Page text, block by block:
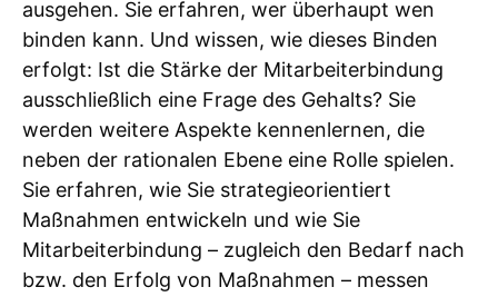
ausgehen. Sie erfahren, wer überhaupt wen
binden kann. Und wissen, wie dieses Binden
erfolgt: Ist die Stärke der Mitarbeiterbindung
ausschließlich eine Frage des Gehalts? Sie
werden weitere Aspekte kennenlernen, die
neben der rationalen Ebene eine Rolle spielen.
Sie erfahren, wie Sie strategieorientiert
Maßnahmen entwickeln und wie Sie
Mitarbeiterbindung – zugleich den Bedarf nach
bzw. den Erfolg von Maßnahmen – messen